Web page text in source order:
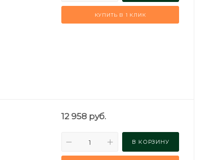
КУПИТЬ В 1 КЛИК
12 958 руб.
В КОРЗИНУ